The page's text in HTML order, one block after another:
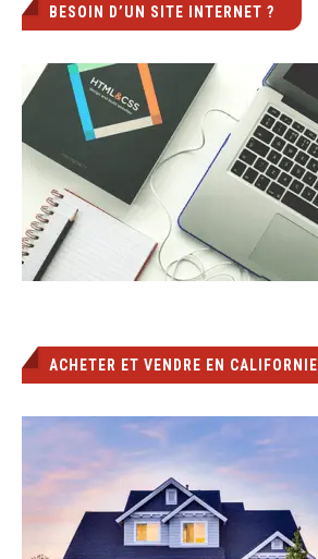
BESOIN D’UN SITE INTERNET ?
ACHETER ET VENDRE EN CALIFORNIE